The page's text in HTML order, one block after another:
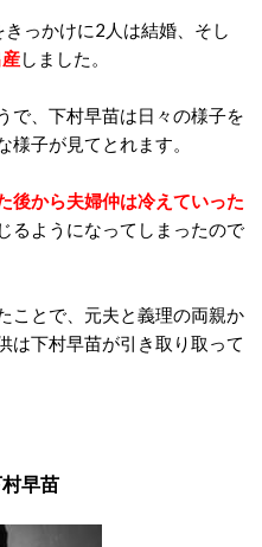
っかけに2人は結婚、そし
しました。
で、下村早苗は日々の様子を
子が見てとれます。
後から夫婦仲は冷えていった
るようになってしまったので
ことで、元夫と義理の両親か
は下村早苗が引き取り取って
早苗